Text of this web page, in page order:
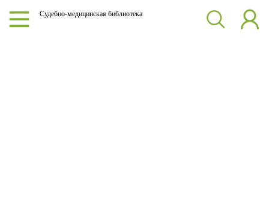
Судебно-медицинская библиотека